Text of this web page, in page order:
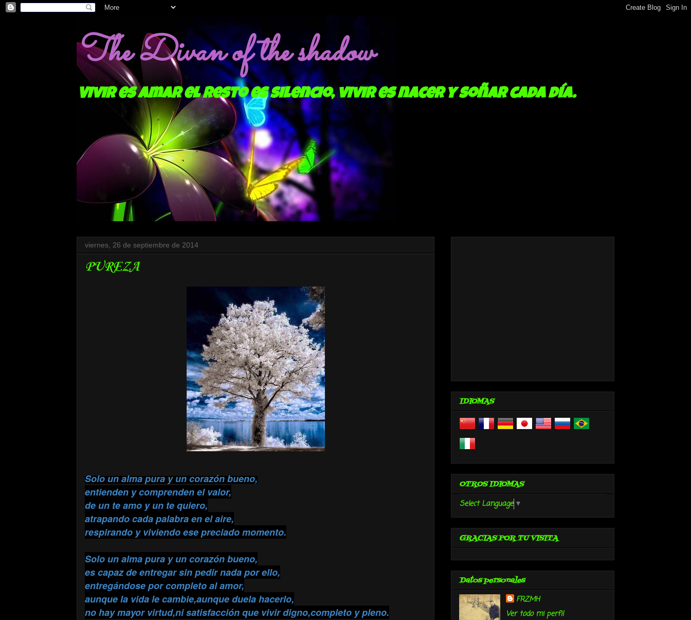
The Divan of the shadow
Vivir es amar el resto es silencio, vivir es nacer y soñar cada día.
viernes, 26 de septiembre de 2014
PUREZA
Solo un alma pura y un corazón bueno,
entienden y comprenden el valor,
de un te amo y un te quiero,
atrapando cada palabra en el aire,
respirando y viviendo ese preciado momento.
Solo un alma pura y un corazón bueno,
es capaz de entregar sin pedir nada por ello,
entregándose por completo al amor,
aunque la vida le cambie,aunque duela hacerlo,
no hay mayor virtud,ni satisfacción que vivir digno,completo y pleno.
IDIOMAS
OTROS IDIOMAS
Select Language ▼
GRACIAS POR TU VISITA
Datos personales
FRZMH
Ver todo mi perfil